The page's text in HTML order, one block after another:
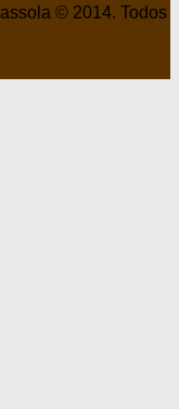
© 2014. Todos